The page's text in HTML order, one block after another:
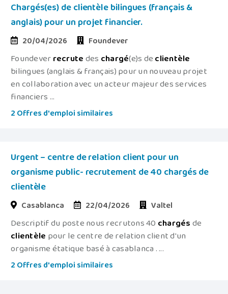
Chargés(es) de clientèle bilingues (français &
anglais) pour un projet financier.
20/04/2026 Foundever
Foundeverrecrutedes chargé(e)s declientèle
bilingues (anglais & français) pour un nouveau projet
en collaboration avec un acteur majeur des services
financiers ...
2 Offres d'emploi similaires
Urgent – centre de relation client pour un
organisme public- recrutement de 40 chargés de
clientèle
Casablanca 22/04/2026 Valtel
Descriptif du poste nous recrutons 40 chargésde
clientèle pour le centre de relation client d'un
organisme étatique basé à casablanca . ...
2 Offres d'emploi similaires